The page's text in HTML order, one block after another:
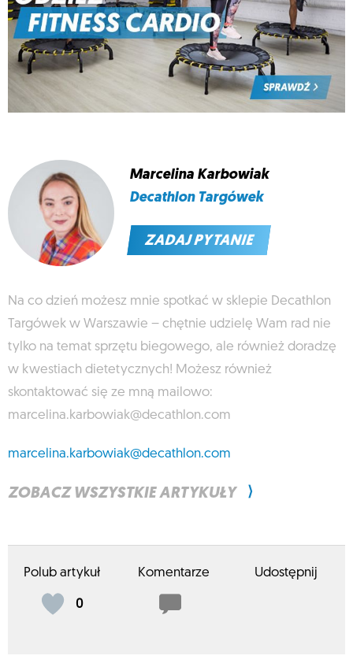
Marcelina Karbowiak
Decathlon Targówek
ZADAJ PYTANIE
Na co dzień możesz mnie spotkać w sklepie Decathlon
Targówek w Warszawie – chętnie udzielę Wam rad nie
tylko na temat sprzętu biegowego, ale również doradzę
w kwestiach dietetycznych! Możesz również
skontaktować się ze mną mailowo:
marcelina.karbowiak@decathlon.com
marcelina.karbowiak@decathlon.com
ZOBACZ WSZYSTKIE ARTYKUŁY ⟩
Polub artykuł
0
Komentarze Udostępnij